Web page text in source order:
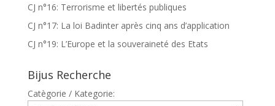
CJ n°16: Terrorisme et libertés publiques
CJ n°17: La loi Badinter après cinq ans d’application
CJ n°19: L’Europe et la souveraineté des Etats
Bijus Recherche
Catègorie / Kategorie: